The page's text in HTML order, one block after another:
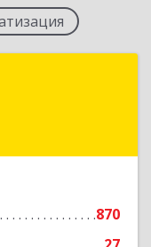
870
Мостовая, 39